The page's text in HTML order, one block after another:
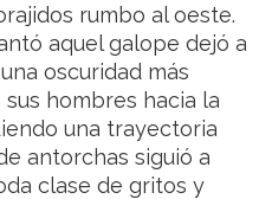
rumbo al oeste.
aquel galope dejó a
oscuridad más
hombres hacia la
una trayectoria
antorchas siguió a
clase de gritos y